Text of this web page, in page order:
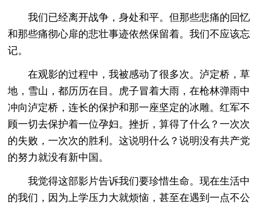
我们已经离开战争，身处和平。但那些悲痛的回忆
和那些痛彻心扉的悲壮事迹依然保留着。我们不应该忘
记。
在观影的过程中，我被感动了很多次。泸定桥，草
地，雪山，都历历在目。虎子冒着大雨，在枪林弹雨中
冲向泸定桥，连长的保护和那一座坚定的冰雕。红军不
顾一切去保护着一位孕妇。挫折，算得了什么？一次次
的失败，一次次的胜利。这说明什么？说明没有共产党
的努力就没有新中国。
我觉得这部影片告诉我们要珍惜生命。现在生活中
的我们，因为上学压力大就烦恼，甚至在遇到一点不公